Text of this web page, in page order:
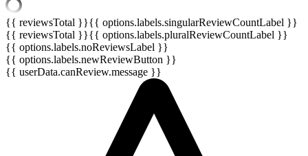
{{ reviewsTotal }}{{ options.labels.singularReviewCountLabel }}
{{ reviewsTotal }}{{ options.labels.pluralReviewCountLabel }}
{{ options.labels.noReviewsLabel }}
{{ options.labels.newReviewButton }}
{{ userData.canReview.message }}